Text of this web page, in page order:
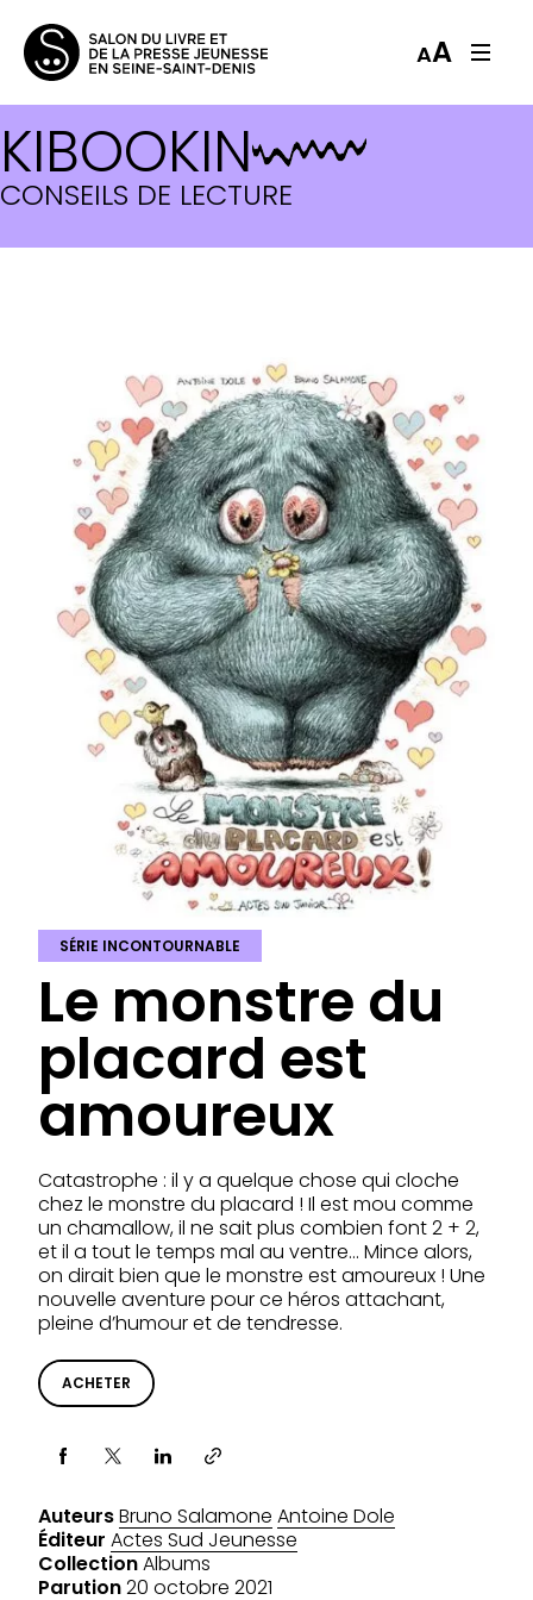
AA
KIBOOKIN
CONSEILS DE LECTURE
SÉRIE INCONTOURNABLE
Le monstre du
placard est
amoureux
Catastrophe : il y a quelque chose qui cloche
chez le monstre du placard ! Il est mou comme
un chamallow, il ne sait plus combien font 2 + 2,
et il a tout le temps mal au ventre… Mince alors,
on dirait bien que le monstre est amoureux ! Une
nouvelle aventure pour ce héros attachant,
pleine d’humour et de tendresse.
ACHETER
Partager via
AuteursBruno Salamone Antoine Dole
Éditeur Actes Sud Jeunesse
CollectionAlbums
Parution20 octobre 2021